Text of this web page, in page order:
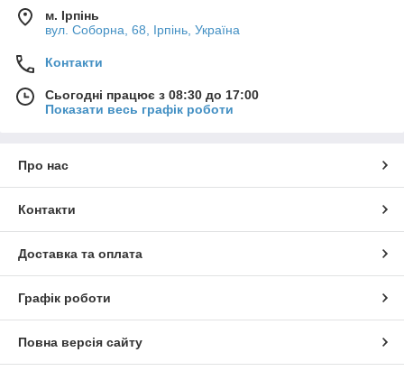
м. Ірпінь
вул. Соборна, 68, Ірпінь, Україна
Контакти
Сьогодні працює з 08:30 до 17:00
Показати весь графік роботи
Про нас
Контакти
Доставка та оплата
Графік роботи
Повна версія сайту